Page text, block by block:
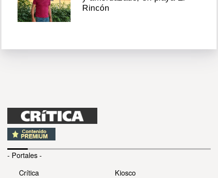
Rincón
- Portales -
Crítica
Kiosco